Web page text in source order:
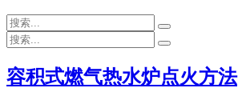
容积式燃气热水炉点火方法